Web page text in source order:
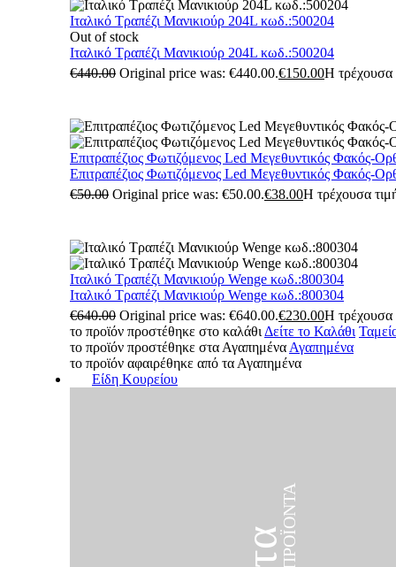
Ιταλικό Τραπέζι Μανικιούρ 204L κωδ.:500204
Out of stock
Ιταλικό Τραπέζι Μανικιούρ 204L κωδ.:500204
€440.00 Original price was: €440.00.€150.00Η τρέχουσα
Επιτραπέζιος Φωτιζόμενος Led Μεγεθυντικός Φακός-
Επιτραπέζιος Φωτιζόμενος Led Μεγεθυντικός Φακός-
€50.00 Original price was: €50.00.€38.00Η τρέχουσα
Ιταλικό Τραπέζι Μανικιούρ Wenge κωδ.:800304
Ιταλικό Τραπέζι Μανικιούρ Wenge κωδ.:800304
€640.00 Original price was: €640.00.€230.00Η τρέχουσα
το προϊόν προστέθηκε στο καλάθι Δείτε το Καλάθι
το προϊόν προστέθηκε στα Αγαπημένα Αγαπημένα
το προϊόν αφαιρέθηκε από τα Αγαπημένα
Είδη Κουρείου
ΠΡΟΪΌΝΤΑ